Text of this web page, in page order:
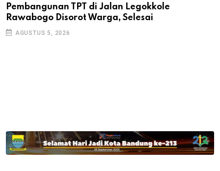
Pembangunan TPT di Jalan Legokkole
Rawabogo Disorot Warga, Selesai
AGUSTUS 5, 2026